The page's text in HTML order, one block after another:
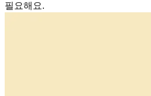
필요해요.